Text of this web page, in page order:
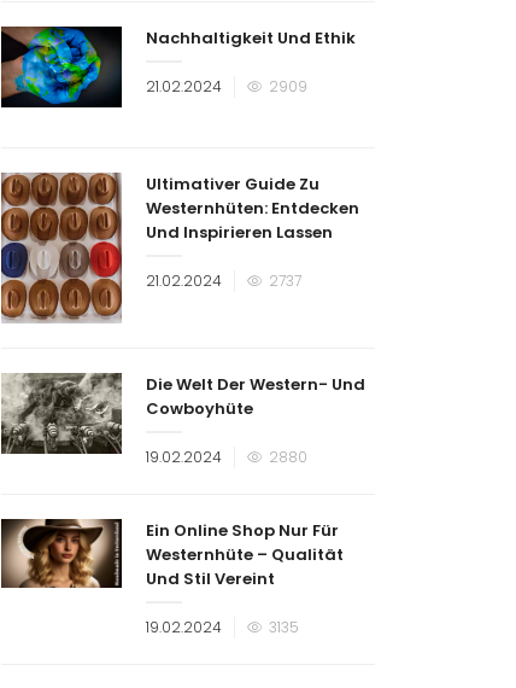
Nachhaltigkeit Und Ethik
Veröffentlicht
21.02.2024 2909
Ultimativer Guide Zu
Westernhüten: Entdecken
Und Inspirieren Lassen
Veröffentlicht
21.02.2024 2737
Die Welt Der Western- Und
Cowboyhüte
Veröffentlicht
19.02.2024 2880
Ein Online Shop Nur Für
Westernhüte – Qualität
Und Stil Vereint
Veröffentlicht
19.02.2024 3135